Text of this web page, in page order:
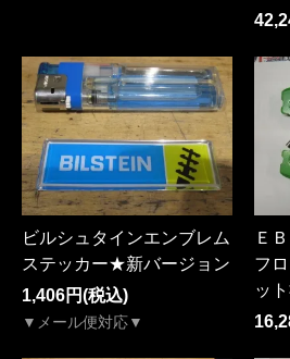
ビルシュタインエンブレム
ステッカー★新バージョン
1,406円(税込)
▼メール便対応▼
Ｅ
フ
ッ